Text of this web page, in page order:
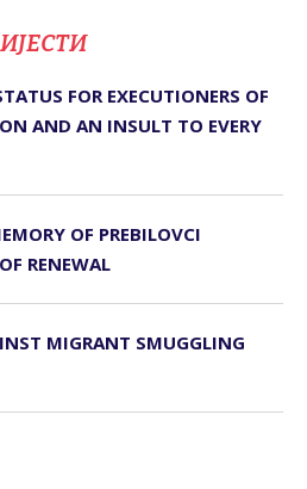
FOR EXECUTIONERS OF
AND AN INSULT TO EVERY
OF PREBILOVCI
RENEWAL
MIGRANT SMUGGLING